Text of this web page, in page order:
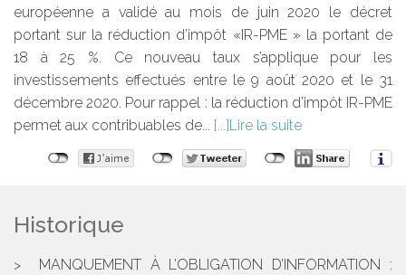
européenne a validé au mois de juin 2020 le décret
portant sur la réduction d’impôt «IR-PME » la portant de
18 à 25 %. Ce nouveau taux s’applique pour les
investissements effectués entre le 9 août 2020 et le 31
décembre 2020. Pour rappel : la réduction d’impôt IR-PME
permet aux contribuables de...
Lire la suite
Historique
MANQUEMENT À L’OBLIGATION D’INFORMATION :